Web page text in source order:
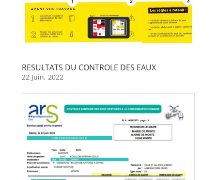
RESULTATS DU CONTROLE DES EAUX
22 Juin, 2022